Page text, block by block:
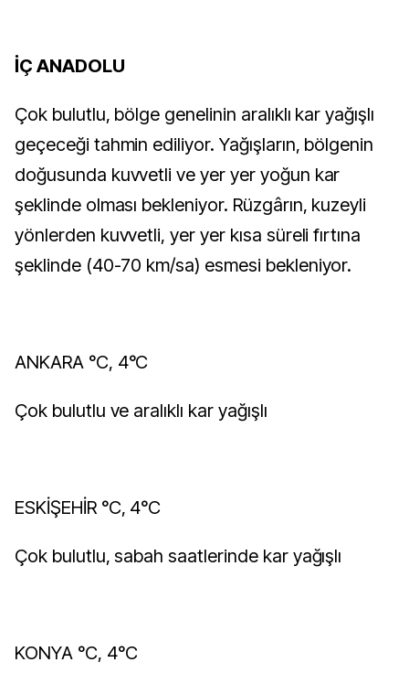
İÇ ANADOLU
Çok bulutlu, bölge genelinin aralıklı kar yağışlı
geçeceği tahmin ediliyor. Yağışların, bölgenin
doğusunda kuvvetli ve yer yer yoğun kar
şeklinde olması bekleniyor. Rüzgârın, kuzeyli
yönlerden kuvvetli, yer yer kısa süreli fırtına
şeklinde (40-70 km/sa) esmesi bekleniyor.
ANKARA °C, 4°C
Çok bulutlu ve aralıklı kar yağışlı
ESKİŞEHİR °C, 4°C
Çok bulutlu, sabah saatlerinde kar yağışlı
KONYA °C, 4°C